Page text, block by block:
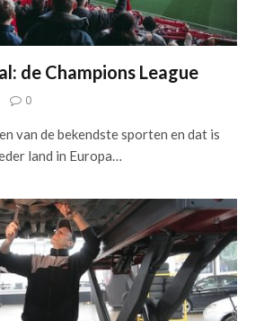
de Champions League
0
van de bekendste sporten en dat is
land in Europa…